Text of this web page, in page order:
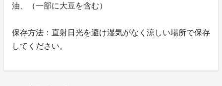
油、（一部に大豆を含む）
保存方法：直射日光を避け湿気がなく涼しい場所で保存
してください。